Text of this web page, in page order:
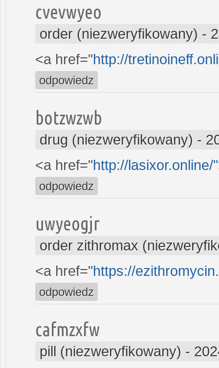
cvevwyeo
order (niezweryfikowany) -
<a href="http://
odpowiedz
botzwzwb
drug (niezweryfikowany) -
<a href="http://lasixor.online/
odpowiedz
uwyeogjr
order zithromax
<a href="https://
odpowiedz
cafmzxfw
pill (niezweryfikowany) -